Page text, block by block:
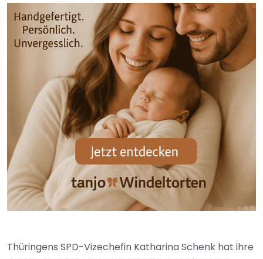
Thüringens SPD-Vizechefin Katharina Schenk hat ihre